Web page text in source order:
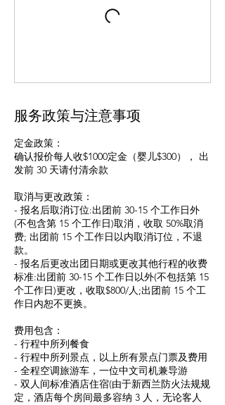
服务政策与注意事项
定金政策：
确认报价每人收$1000定金（婴儿$300）， 出
发前 30 天请付清余款
取消与更改政策：
- 报名后取消订位:出团前 30-15 个工作日外
(不包含第 15 个工作日)取消，收取 50%取消
费; 出团前 15 个工作日以内取消订位，不退
款。
- 报名后更改出团日期或更改其他行程的收费
标准:出团前 30-15 个工作日以外(不包括第 15
个工作日)更改，收取$800/人;出团前 15 个工
作日内恕不更换。
费用包含：
- 行程中所列餐食
- 行程中所列景点，以上所有景点门票及费用
- 全程空调旅游车，一位中文司机兼导游
- 双人间标准酒店住宿(由于新西兰防火法规规
定，酒店每个房间最多容纳 3 人，无论客人